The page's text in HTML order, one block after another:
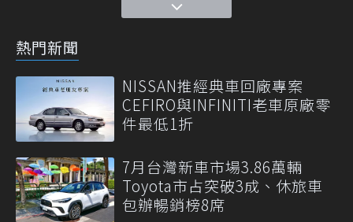
熱門新聞
NISSAN推經典車回廠專案
CEFIRO與INFINITI老車原廠零
件最低1折
7月台灣新車市場3.86萬輛
Toyota市占突破3成、休旅車
包辦暢銷榜8席